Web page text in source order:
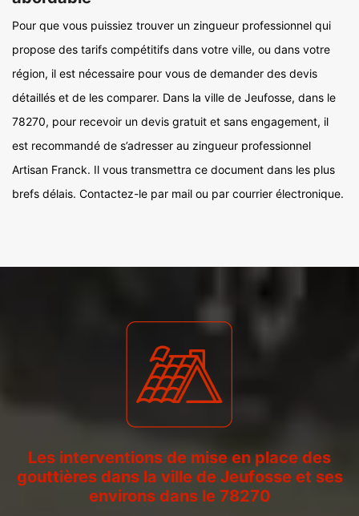
Pour que vous puissiez trouver un zingueur professionnel qui
propose des tarifs compétitifs dans votre ville, ou dans votre
région, il est nécessaire pour vous de demander des devis
détaillés et de les comparer. Dans la ville de Jeufosse, dans le
78270, pour recevoir un devis gratuit et sans engagement, il
est recommandé de s’adresser au zingueur professionnel
Artisan Franck. Il vous transmettra ce document dans les plus
brefs délais. Contactez-le par mail ou par courrier électronique.
Les interventions de mise en place des
gouttières dans la ville de Jeufosse et ses
environs dans le 78270